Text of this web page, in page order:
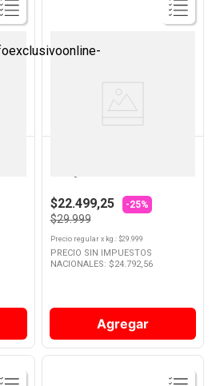
Producto
$22.499,25 -25%
$29.999
Precio regularx kg.: $29.999
PRECIO SIN IMPUESTOS
NACIONALES: $24.792,56
Agregar